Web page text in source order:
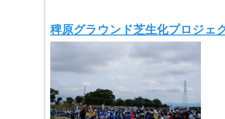
稗原グラウンド芝生化プロジェ